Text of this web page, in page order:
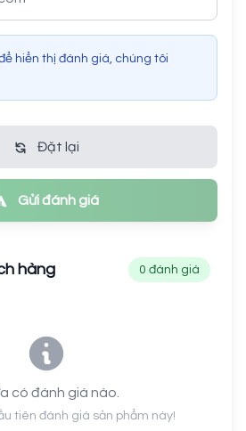
hiển thị đánh giá, chúng tôi
Đặt lại
Gửi đánh giá
hàng 0 đánh giá
có đánh giá nào.
tiên đánh giá sản phẩm này!